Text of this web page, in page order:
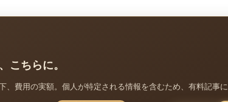
こちらに。
、費用の実額。個人が特定される情報を含むため、有料記事